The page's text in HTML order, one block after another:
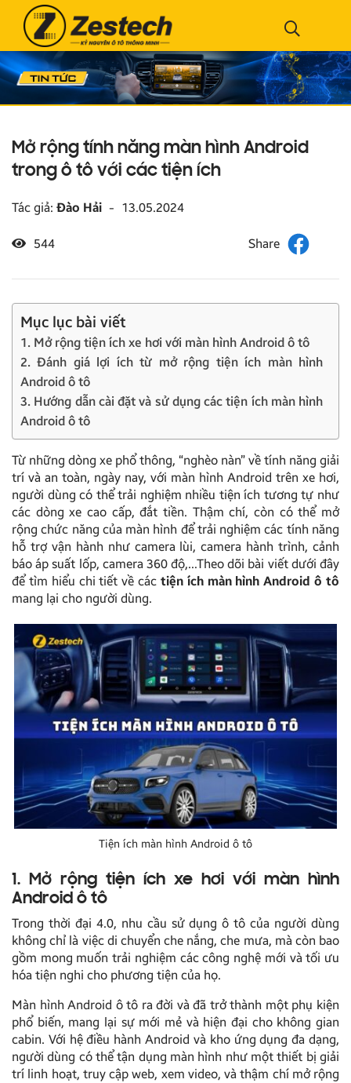
Mở rộng tính năng màn hình Android
trong ô tô với các tiện ích
Tác giả: Đào Hải - 13.05.2024
544
Mục lục bài viết
1. Mở rộng tiện ích xe hơi với màn hình Android ô tô
2. Đánh giá lợi ích từ mở rộng tiện ích màn hình
Android ô tô
3. Hướng dẫn cài đặt và sử dụng các tiện ích màn hình
Android ô tô
Từ những dòng xe phổ thông, “nghèo nàn” về tính năng giải
trí và an toàn, ngày nay, với màn hình Android trên xe hơi,
người dùng có thể trải nghiệm nhiều tiện ích tương tự như
các dòng xe cao cấp, đắt tiền. Thậm chí, còn có thể mở
rộng chức năng của màn hình để trải nghiệm các tính năng
hỗ trợ vận hành như camera lùi, camera hành trình, cảnh
báo áp suất lốp, camera 360 độ,…Theo dõi bài viết dưới đây
để tìm hiểu chi tiết về các tiện ích màn hình Android ô tô
mang lại cho người dùng.
Tiện ích màn hình Android ô tô
1. Mở rộng tiện ích xe hơi với màn hình
Android ô tô
Trong thời đại 4.0, nhu cầu sử dụng ô tô của người dùng
không chỉ là việc di chuyển che nắng, che mưa, mà còn bao
gồm mong muốn trải nghiệm các công nghệ mới và tối ưu
hóa tiện nghi cho phương tiện của họ.
Màn hình Android ô tô ra đời và đã trở thành một phụ kiện
phổ biến, mang lại sự mới mẻ và hiện đại cho không gian
cabin. Với hệ điều hành Android và kho ứng dụng đa dạng,
người dùng có thể tận dụng màn hình như một thiết bị giải
trí linh hoạt, truy cập web, xem video, và thậm chí mở rộng